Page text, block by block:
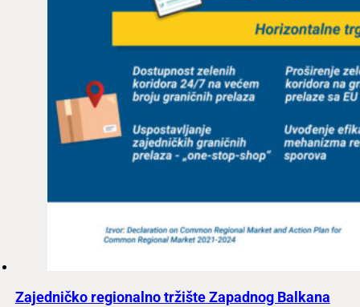
Zajedničko regionalno tržište Zapadnog Balkana